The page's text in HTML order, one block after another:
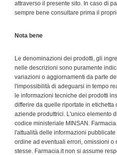
attraverso il presente sito. In caso di
sempre bene consultare prima il
Nota bene
Le denominazioni dei prodotti, gli
nelle descrizioni sono puramente
variazioni o aggiornamenti da parte
l'impossibilità di adeguarsi in tempo
le informazioni tecniche dei prodotti
differire da quelle riportate in etichetta
aziende produttrici. L'unico elemento
codice ministeriale MINSAN.
l'attualità delle informazioni
ordine ad eventuali errori, omissioni o
stesse. Farmacia.it non si assume